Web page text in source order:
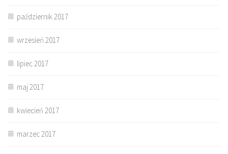
październik 2017
wrzesień 2017
lipiec 2017
maj 2017
kwiecień 2017
marzec 2017